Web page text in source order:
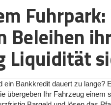
jeder Interaktion in
Dieses Werkzeug ermöglicht es,
und stellt sicher, dass
Es geht darum, den
die richtigen Maßnahmen
Pflege von Beziehungen
zu sammeln: Es geht
Beleihen
Liquidität
Bankkredit dauert zu lange?
übergeben Ihr Fahrzeug einem